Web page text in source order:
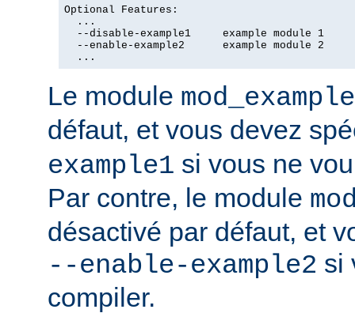
Optional Features:
  ...
  --disable-example1     example module 1
  --enable-example2      example module 2
  ...
Le module
défaut, et vous devez
example1 si vous ne
Par contre, le module
désactivé par défaut, et
--enable-example2 si
compiler.